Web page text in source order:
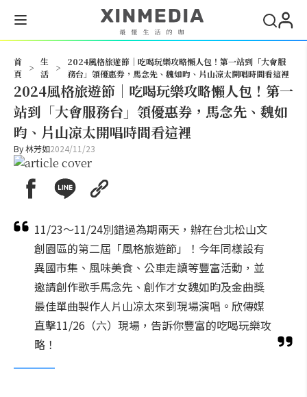
首
頁
>
生
活
>
2024風格旅遊節｜吃喝玩樂攻略懶人包！第一站到「大會服
務台」領優惠券，馬念先、魏如昀、片山凉太開唱時間看這裡
2024風格旅遊節｜吃喝玩樂攻略懶人包！第一
站到「大會服務台」領優惠券，馬念先、魏如
昀、片山凉太開唱時間看這裡
By林芳如2024/11/23
11/23～11/24別錯過為期兩天，辦在台北松山文
創園區的第二屆「風格旅遊節」！今年同樣設有
異國市集、風味美食、公車走讀等豐富活動，並
邀請創作歌手馬念先、創作才女魏如昀及金曲獎
最佳單曲製作人片山凉太來到現場演唱。欣傳媒
直擊11/26（六）現場，告訴你豐富的吃喝玩樂攻
略！